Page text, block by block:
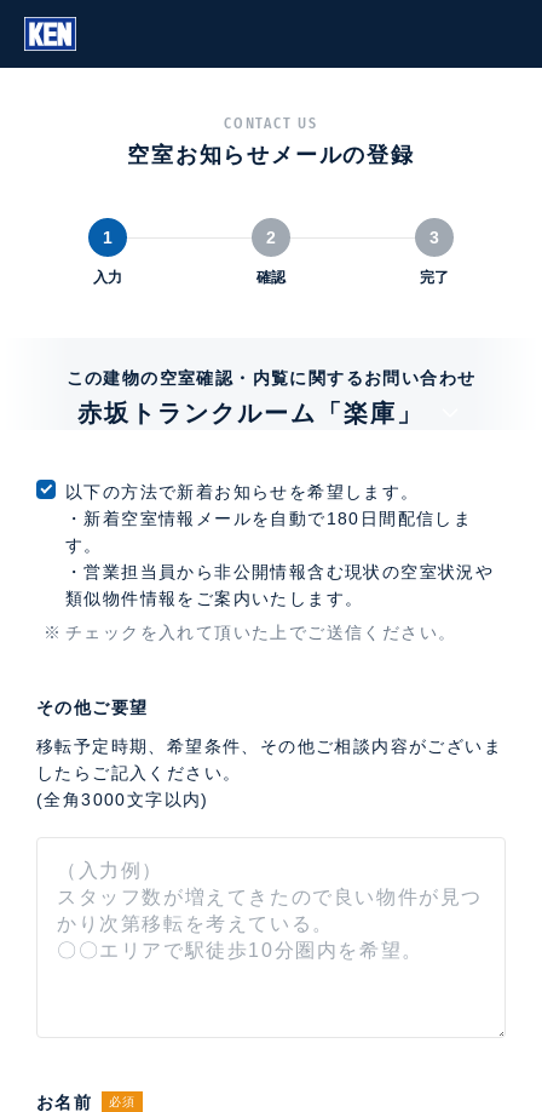
CONTACT US
空室お知らせメールの登録
1
入力
2
確認
3
完了
この建物の空室確認・内覧に関するお問い合わせ
赤坂トランクルーム「楽庫」
以下の方法で新着お知らせを希望します。
・新着空室情報メールを自動で180日間配信しま
す。
・営業担当員から非公開情報含む現状の空室状況や
類似物件情報をご案内いたします。
チェックを入れて頂いた上でご送信ください。
その他ご要望
移転予定時期、希望条件、その他ご相談内容がございま
したらご記入ください。
(全角3000文字以内)
お名前 必須